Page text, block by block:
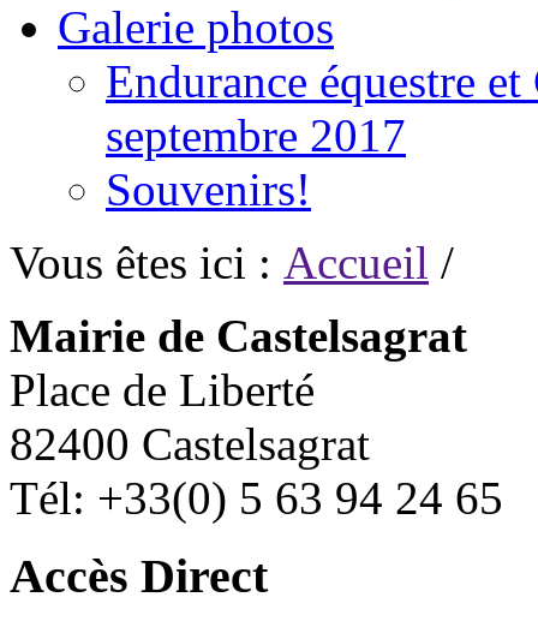
Galerie photos
Endurance équestre
septembre 2017
Souvenirs!
Vous êtes ici : Accueil /
Mairie de Castelsagrat
Place de Liberté
82400 Castelsagrat
Tél: +33(0) 5 63 94 24 65
Accès Direct